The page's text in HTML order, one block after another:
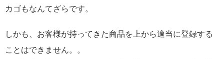
カゴもなんてざらです。
しかも、お客様が持ってきた商品を上から適当に登録する
ことはできません。。